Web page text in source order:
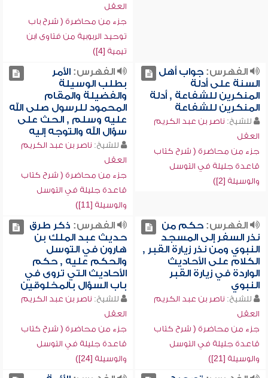
العقل
جزء من محاضرة ( شرح باب
توحيد الربوبية من فتاوى ابن
تيمية [4])
الفهرس:جواب أهل
السنة على أدلة
المنكرين للشفاعة , أدلة
المنكرين للشفاعة
للشيخ: ناصر بن عبد الكريم
العقل
جزء من محاضرة ( شرح كتاب
قاعدة جليلة في التوسل
والوسيلة [2])
الفهرس:الأمر
بطلب الوسيلة
والفضيلة والمقام
المحمود للرسول صلى الله
عليه وسلم , الحث على
سؤال الله والتوجه إليه
للشيخ: ناصر بن عبد الكريم
العقل
جزء من محاضرة ( شرح كتاب
قاعدة جليلة في التوسل
والوسيلة [11])
الفهرس:حكم من
نذر السفر إلى المسجد
النبوي ومن نذر زيارة القبر ,
الكلام على الأحاديث
الواردة في زيارة القبر
النبوي
للشيخ: ناصر بن عبد الكريم
العقل
جزء من محاضرة ( شرح كتاب
قاعدة جليلة في التوسل
والوسيلة [21])
الفهرس: ذكر طرق
حديث عبد الملك بن
هارون في التوسل
والحكم عليه , حكم
الأحاديث التي تروى في
باب السؤال بالمخلوقين
للشيخ: ناصر بن عبد الكريم
العقل
جزء من محاضرة ( شرح كتاب
قاعدة جليلة في التوسل
والوسيلة [24])